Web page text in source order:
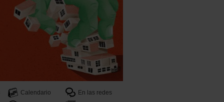
Calendario
En las redes